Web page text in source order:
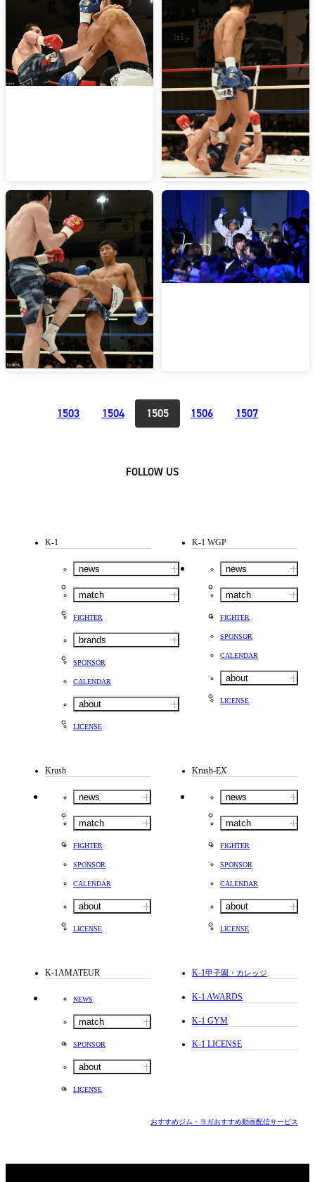
1503 1504 1505 1506 1507
FOLLOW US
K-1
news
match
FIGHTER
brands
SPONSOR
CALENDAR
about
LICENSE
K-1 WGP
news
match
FIGHTER
SPONSOR
CALENDAR
about
LICENSE
Krush
news
match
FIGHTER
SPONSOR
CALENDAR
about
LICENSE
Krush-EX
news
match
FIGHTER
SPONSOR
CALENDAR
about
LICENSE
K-1AMATEUR
NEWS
match
SPONSOR
about
LICENSE
K-1甲子園・カレッジ
K-1 AWARDS
K-1 GYM
K-1 LICENSE
おすすめジム・ヨガおすすめ動画配信サービス